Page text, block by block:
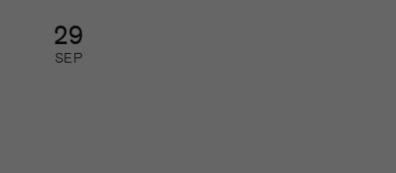
29
SEP